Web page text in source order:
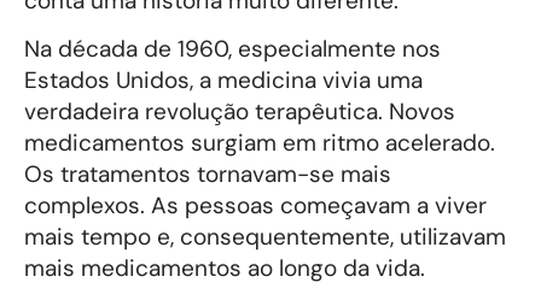
Na década de 1960, especialmente nos
Estados Unidos, a medicina vivia uma
verdadeira revolução terapêutica. Novos
medicamentos surgiam em ritmo acelerado.
Os tratamentos tornavam-se mais
complexos. As pessoas começavam a viver
mais tempo e, consequentemente, utilizavam
mais medicamentos ao longo da vida.